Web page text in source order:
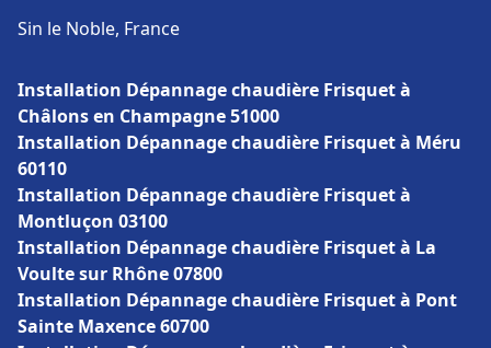
Sin le Noble, France
Installation Dépannage chaudière Frisquet à
Châlons en Champagne 51000
Installation Dépannage chaudière Frisquet à Méru
60110
Installation Dépannage chaudière Frisquet à
Montluçon 03100
Installation Dépannage chaudière Frisquet à La
Voulte sur Rhône 07800
Installation Dépannage chaudière Frisquet à Pont
Sainte Maxence 60700